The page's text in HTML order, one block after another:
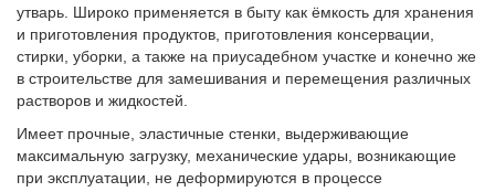
утварь. Широко применяется в быту как ёмкость для хранения
и приготовления продуктов, приготовления консервации,
стирки, уборки, а также на приусадебном участке и конечно же
в строительстве для замешивания и перемещения различных
растворов и жидкостей.
Имеет прочные, эластичные стенки, выдерживающие
максимальную загрузку, механические удары, возникающие
при эксплуатации, не деформируются в процессе